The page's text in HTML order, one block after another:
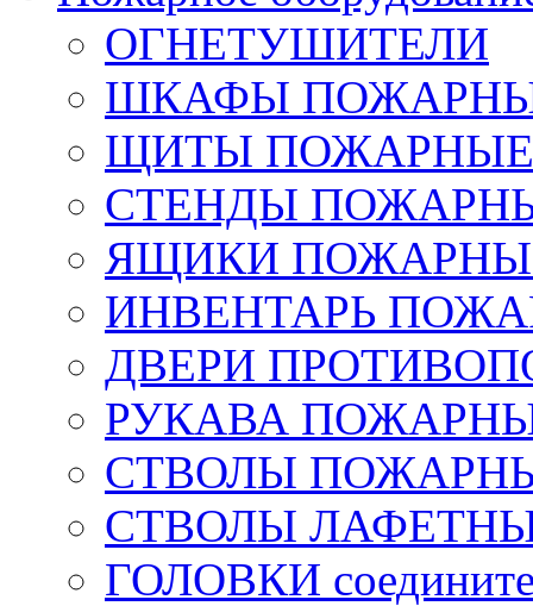
ОГНЕТУШИТЕЛИ
ШКАФЫ
ЩИТЫ ПОЖАРНЫЕ
СТЕНДЫ
ЯЩИКИ ПОЖАРНЫЕ
ИНВЕНТАРЬ
ДВЕРИ
РУКАВА
СТВОЛЫ
СТВОЛЫ
ГОЛОВКИ